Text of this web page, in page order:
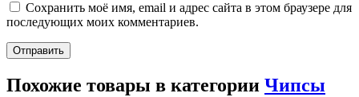
Сохранить моё имя, email и адрес сайта в этом браузере для
последующих моих комментариев.
Похожие товары в категории Чипсы